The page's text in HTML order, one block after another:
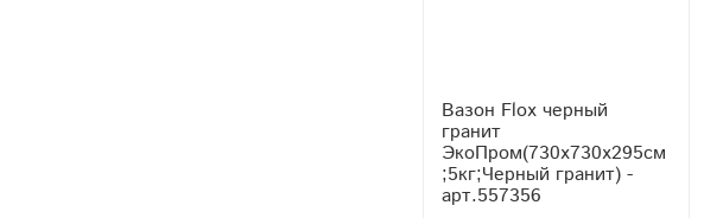
Вазон Flox черный
гранит
ЭкоПром(730x730x295см
;5кг;Черный гранит) -
арт.557356